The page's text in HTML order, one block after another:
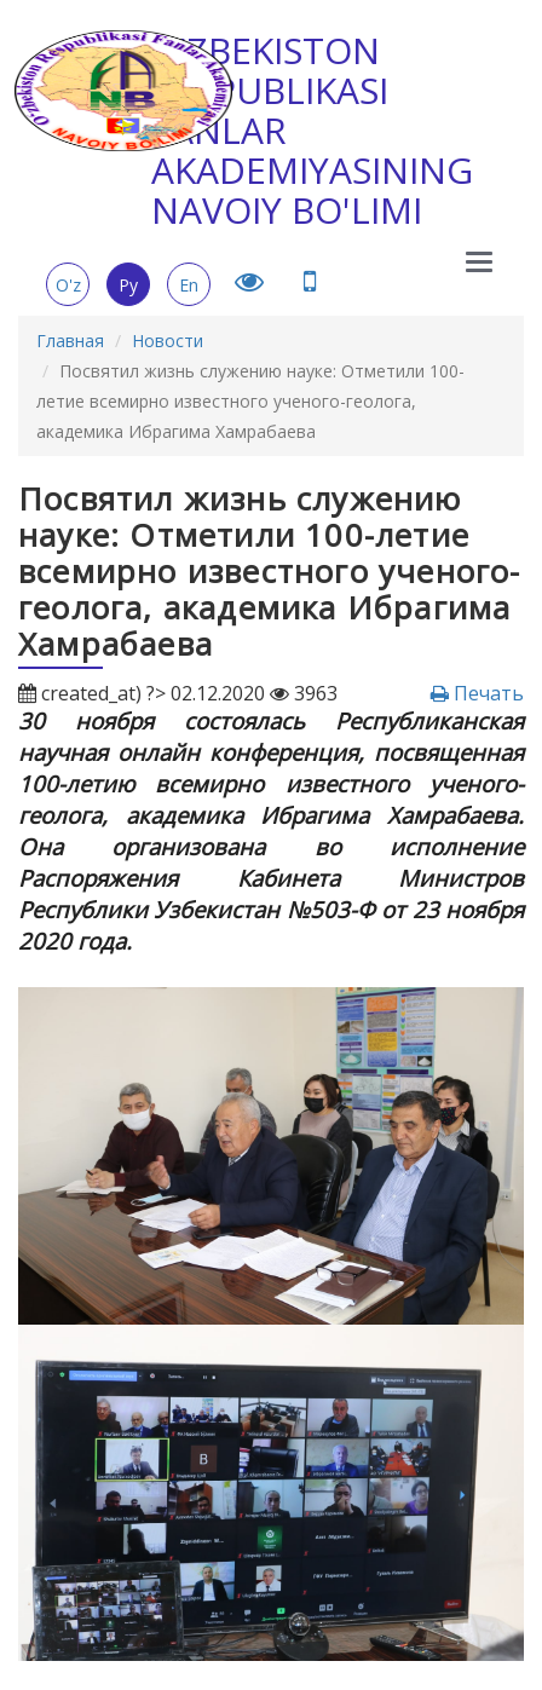
O'ZBEKISTON
RESPUBLIKASI
FANLAR
AKADEMIYASINING
NAVOIY BO'LIMI
Main
O'z Ру En
Главная
Новости
Посвятил жизнь служению науке: Отметили 100-
летие всемирно известного ученого-геолога,
академика Ибрагима Хамрабаева
Посвятил жизнь служению
науке: Отметили 100-летие
всемирно известного ученого-
геолога, академика Ибрагима
Хамрабаева
created_at) ?> 02.12.2020 3963 Печать
30 ноября состоялась Республиканская
научная онлайн конференция, посвященная
100-летию всемирно известного ученого-
геолога, академика Ибрагима Хамрабаева.
Она организована во исполнение
Распоряжения Кабинета Министров
Республики Узбекистан №503-Ф от 23 ноября
2020 года.